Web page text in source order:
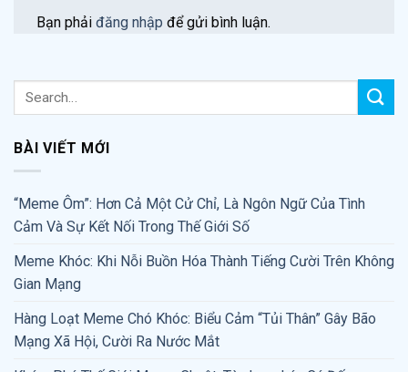
Bạn phải đăng nhập để gửi bình luận.
BÀI VIẾT MỚI
“Meme Ôm”: Hơn Cả Một Cử Chỉ, Là Ngôn Ngữ Của Tình
Cảm Và Sự Kết Nối Trong Thế Giới Số
Meme Khóc: Khi Nỗi Buồn Hóa Thành Tiếng Cười Trên Không
Gian Mạng
Hàng Loạt Meme Chó Khóc: Biểu Cảm “Tủi Thân” Gây Bão
Mạng Xã Hội, Cười Ra Nước Mắt